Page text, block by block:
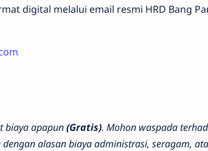
digital melalui email resmi HRD Bang
biaya apapun(Gratis). Mohon waspada
alasan biaya administrasi, seragam,